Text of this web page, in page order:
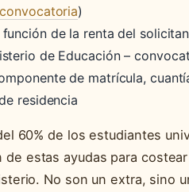
)
función de la renta del
de Educación –
de matrícula,
residencia
60% de los estudiantes
estas ayudas para
No son un extra, sino